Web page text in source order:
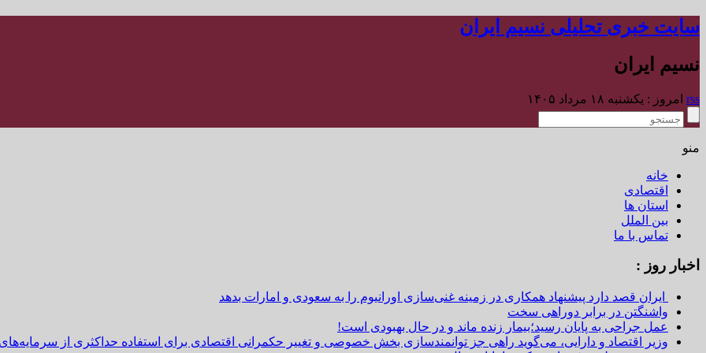
سایت خبری تحلیلی نسیم ایران
نسیم ایران
rss امروز : یکشنبه ۱۸ مرداد ۱۴۰۵
منو
خانه
اقتصادی
استان ها
بین الملل
تماس با ما
اخبار روز :
ایران قصد دارد پیشنهاد همکاری در زمینه غنی‌سازی اورانیوم را به سعودی و امارات بدهد
واشنگتن در برابر دوراهی سخت
عمل جراحی به پایان رسید؛بیمار زنده ماند و در حال بهبودی است!
وزیر اقتصاد و دارایی، می‌گوید راهی جز توانمندسازی بخش خصوصی و تغییر حکمرانی اقتصادی برای استفاده حداکثری از